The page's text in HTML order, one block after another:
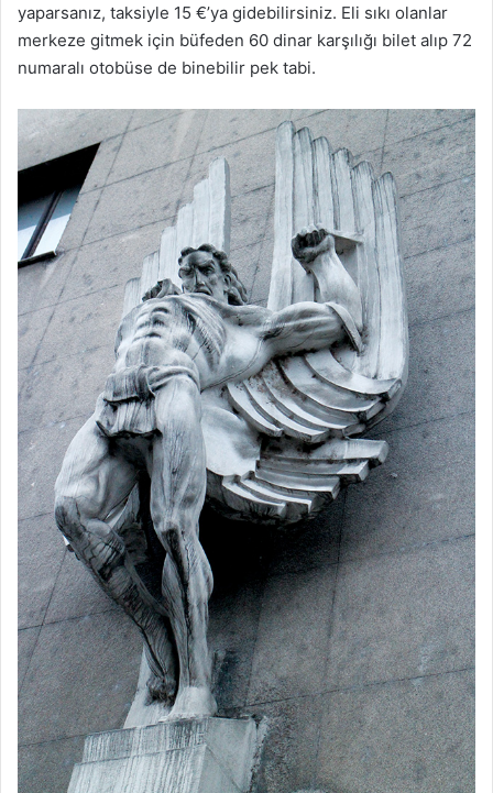
yaparsanız, taksiyle 15 €’ya gidebilirsiniz. Eli sıkı olanlar
merkeze gitmek için büfeden 60 dinar karşılığı bilet alıp 72
numaralı otobüse de binebilir pek tabi.